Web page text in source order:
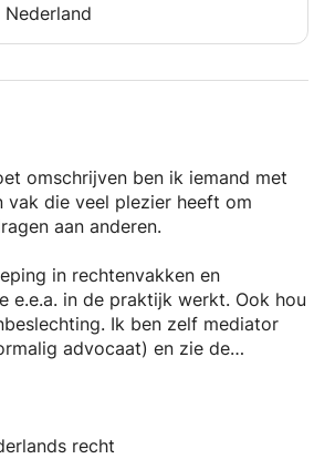
omschrijven ben ik iemand met
vak die veel plezier heeft om
aan anderen.
in rechtenvakken en
e.e.a. in de praktijk werkt. Ook hou
Ik ben zelf mediator
advocaat) en zie de
mediation boven direct in de
met veel plezier en liefde les aan
recht